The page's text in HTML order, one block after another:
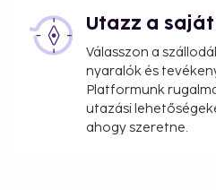
Utazz a
Válasszon a
nyaralók és
Platformunk
utazási
ahogy szeretne.